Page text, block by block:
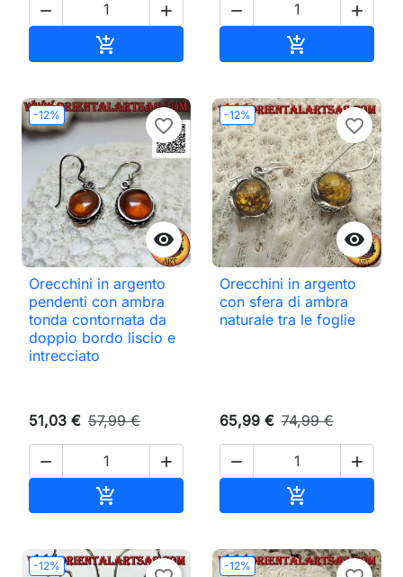
 

 

-12%

favorite_border
Orecchini in argento
pendenti con ambra
tonda contornata da
doppio bordo liscio e
intrecciato
51,03 € 57,99 €
 

-12%

favorite_border
Orecchini in argento
con sfera di ambra
naturale tra le foglie
65,99 € 74,99 €
 

-12% -12%